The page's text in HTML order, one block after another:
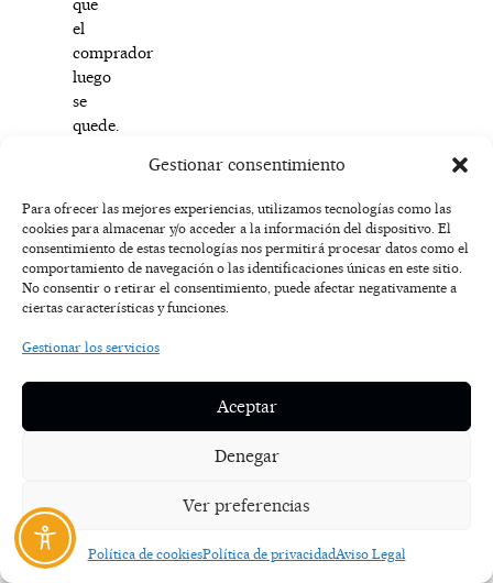
Gestionar consentimiento
Para ofrecer las mejores experiencias, utilizamos tecnologías como las
cookies para almacenar y/o acceder a la información del dispositivo. El
consentimiento de estas tecnologías nos permitirá procesar datos como el
comportamiento de navegación o las identificaciones únicas en este sitio.
No consentir o retirar el consentimiento, puede afectar negativamente a
ciertas características y funciones.
Gestionar los servicios
Aceptar
Denegar
Ver preferencias
Política de cookiesPolítica de privacidadAviso Legal
el
comprador
luego
se
quede.
punto
donde
es
recomendable
que
entren
que
logran